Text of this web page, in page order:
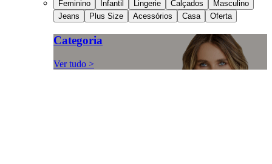
Feminino Infantil Lingerie Calçados
Masculino
Jeans
Plus Size Acessórios Casa Oferta
Categoria
Ver tudo >